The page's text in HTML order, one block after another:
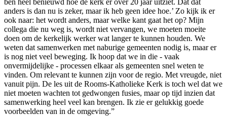
ben heel benieuwd hoe de kerk er over 20 jaar uitziet. Dat dat
anders is dan nu is zeker, maar ik heb geen idee hoe.’ Zo kijk ik er
ook naar: het wordt anders, maar welke kant gaat het op? Mijn
collega die nu weg is, wordt niet vervangen, we moeten moeite
doen om de kerkelijk werker wat langer te kunnen houden. We
weten dat samenwerken met naburige gemeenten nodig is, maar er
is nog niet veel beweging. Ik hoop dat we in die - vaak
onvermijdelijke - processen elkaar als gemeenten snel weten te
vinden. Om relevant te kunnen zijn voor de regio. Met vreugde, niet
vanuit pijn. De les uit de Rooms-Katholieke Kerk is toch wel dat we
niet moeten wachten tot gedwongen fusies, maar op tijd inzien dat
samenwerking heel veel kan brengen. Ik zie er gelukkig goede
voorbeelden van in de omgeving.”